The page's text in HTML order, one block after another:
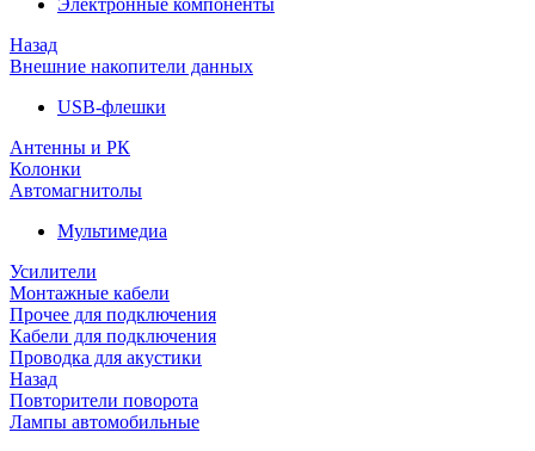
Электронные компоненты
Назад
Внешние накопители данных
USB-флешки
Антенны и РК
Колонки
Автомагнитолы
Мультимедиа
Усилители
Монтажные кабели
Прочее для подключения
Кабели для подключения
Проводка для акустики
Назад
Повторители поворота
Лампы автомобильные